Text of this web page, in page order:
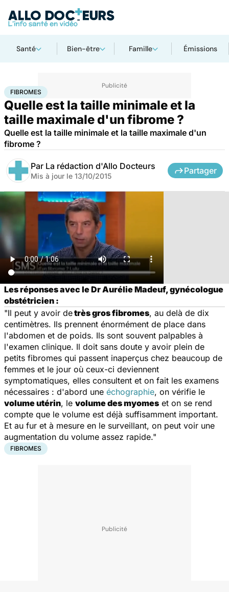
Santé Bien-être Famille Émissions
AccueilSantéFibromes
FIBROMES
Quelle est la taille minimale et la
taille maximale d'un fibrome ?
Quelle est la taille minimale et la taille maximale d'un
fibrome ?
Par La rédaction d'Allo Docteurs
Mis à jour le 13/10/2015
Partager
Les réponses avec le Dr Aurélie Madeuf, gynécologue
obstétricien :
"Il peut y avoir detrès gros fibromes, au delà de dix
centimètres. Ils prennent énormément de place dans
l'abdomen et de poids. Ils sont souvent palpables à
l'examen clinique. Il doit sans doute y avoir plein de
petits fibromes qui passent inaperçus chez beaucoup de
femmes et le jour où ceux-ci deviennent
symptomatiques, elles consultent et on fait les examens
nécessaires : d'abord une échographie, on vérifie le
volume utérin, le volume des myomes et on se rend
compte que le volume est déjà suffisamment important.
Et au fur et à mesure en le surveillant, on peut voir une
augmentation du volume assez rapide."
FIBROMES